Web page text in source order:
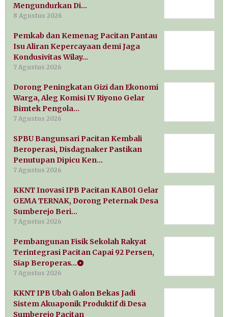
Mengundurkan Di…
8 Agustus 2026
Pemkab dan Kemenag Pacitan Pantau
Isu Aliran Kepercayaan demi Jaga
Kondusivitas Wilay…
7 Agustus 2026
Dorong Peningkatan Gizi dan Ekonomi
Warga, Aleg Komisi IV Riyono Gelar
Bimtek Pengola…
7 Agustus 2026
SPBU Bangunsari Pacitan Kembali
Beroperasi, Disdagnaker Pastikan
Penutupan Dipicu Ken…
7 Agustus 2026
KKNT Inovasi IPB Pacitan KAB01 Gelar
GEMA TERNAK, Dorong Peternak Desa
Sumberejo Beri…
7 Agustus 2026
Pembangunan Fisik Sekolah Rakyat
Terintegrasi Pacitan Capai 92 Persen,
Siap Beroperas…
7 Agustus 2026
KKNT IPB Ubah Galon Bekas Jadi
Sistem Akuaponik Produktif di Desa
Sumberejo Pacitan